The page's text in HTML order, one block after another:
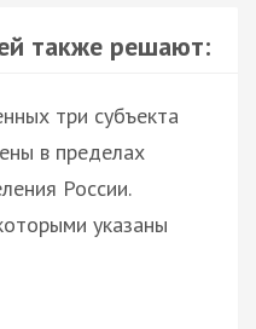
также решают:
три субъекта
в пределах
России.
указаны